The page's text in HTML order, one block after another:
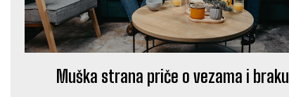
Muška strana priče o vezama i braku